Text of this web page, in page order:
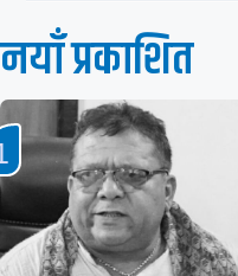
नयाँ प्रकाशित